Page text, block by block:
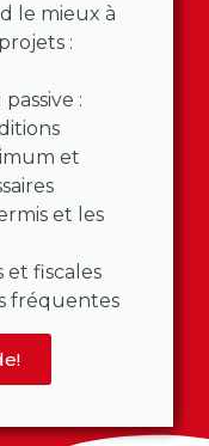
le mieux à
:
:
et
et les
et fiscales
fréquentes